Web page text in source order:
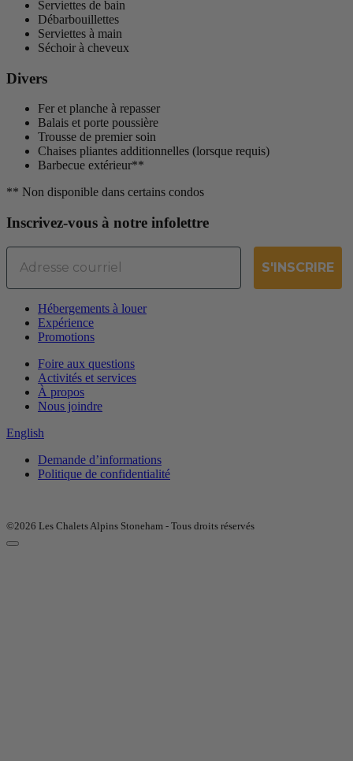
Serviettes de bain
Débarbouillettes
Serviettes à main
Séchoir à cheveux
Divers
Fer et planche à repasser
Balais et porte poussière
Trousse de premier soin
Chaises pliantes additionnelles (lorsque requis)
Barbecue extérieur**
** Non disponible dans certains condos
Inscrivez-vous à notre infolettre
Email
S'INSCRIRE
Hébergements à louer
Expérience
Promotions
Foire aux questions
Activités et services
À propos
Nous joindre
English
Demande d’informations
Politique de confidentialité
©2026 Les Chalets Alpins Stoneham - Tous droits réservés